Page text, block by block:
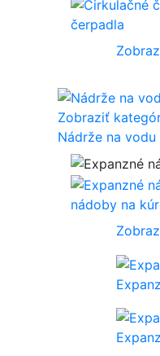
čerpadla
Zobraziť
Nádrže na vodu
nádoby na